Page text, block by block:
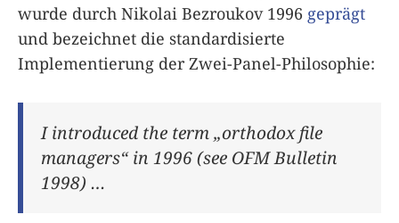
wurde durch Nikolai Bezroukov 1996 geprägt
und bezeichnet die standardisierte
Implementierung der Zwei-Panel-Philosophie:
I introduced the term „orthodox file
managers“ in 1996 (see OFM Bulletin
1998) …